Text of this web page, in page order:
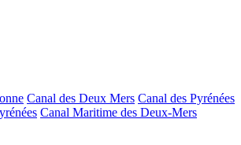
Canal des Deux Mers Canal des Pyrénées
Canal Maritime des Deux-Mers